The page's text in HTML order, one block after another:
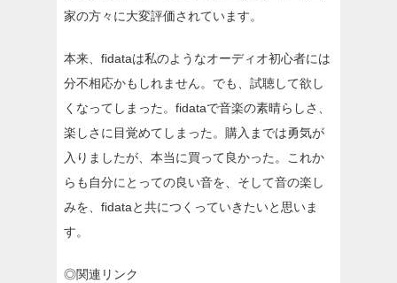
家の方々に大変評価されています。
本来、fidataは私のようなオーディオ初心者には
分不相応かもしれません。でも、試聴して欲し
くなってしまった。fidataで音楽の素晴らしさ、
楽しさに目覚めてしまった。購入までは勇気が
入りましたが、本当に買って良かった。これか
らも自分にとっての良い音を、そして音の楽し
みを、fidataと共につくっていきたいと思いま
す。
◎関連リンク